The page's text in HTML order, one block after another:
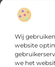
Wij
website
we het